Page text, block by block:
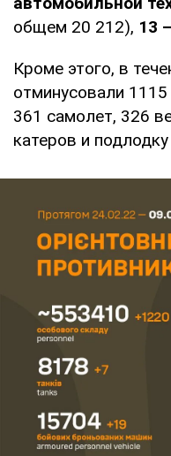
общем 20 212), 13
Кроме этого, в
отминусовали
361 самолет, 326
катеров и